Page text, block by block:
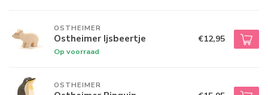
OSTHEIMER
Ostheimer Ijsbeertje
Op voorraad
€12,95
OSTHEIMER